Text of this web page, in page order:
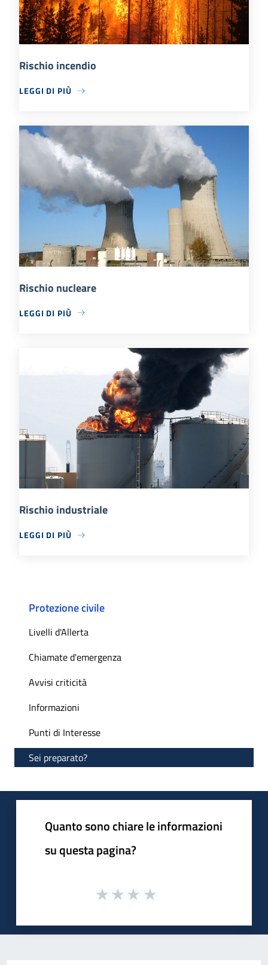
Rischio incendio
LEGGI DI PIÙ
Rischio nucleare
LEGGI DI PIÙ
Rischio industriale
LEGGI DI PIÙ
Protezione civile
Livelli d'Allerta
Chiamate d'emergenza
Avvisi criticità
Informazioni
Punti di Interesse
Sei preparato?
Quanto sono chiare le informazioni
su questa pagina?